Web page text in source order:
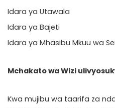
Idara ya Utawala​
Idara ya Bajeti​
Idara ya Mhasibu Mkuu wa
Mchakato wa Wizi
Kwa mujibu wa taarifa za